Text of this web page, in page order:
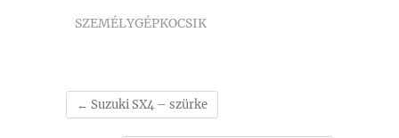
SZEMÉLYGÉPKOCSIK
← Suzuki SX4 – szürke